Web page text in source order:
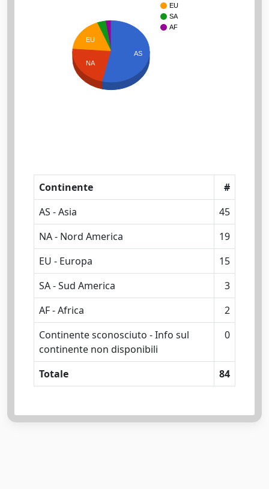
EU
SA
AF
EU
NA
AS
Continente
#
AS - Asia
45
NA - Nord America
19
EU - Europa
15
SA - Sud America
3
AF - Africa
2
Continente sconosciuto - Info sul
continente non disponibili
0
Totale 84